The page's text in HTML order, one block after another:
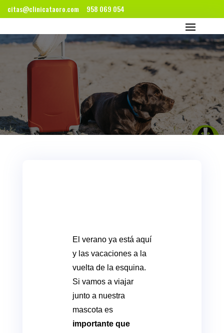
citas@clinicataoro.com 958 069 054
El verano ya está aquí
y las vacaciones a la
vuelta de la esquina.
Si vamos a viajar
junto a nuestra
mascota es
importante que